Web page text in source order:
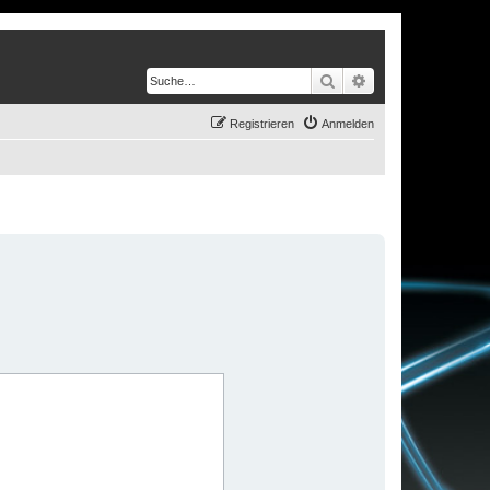
Suche
Anmelden
Registrieren